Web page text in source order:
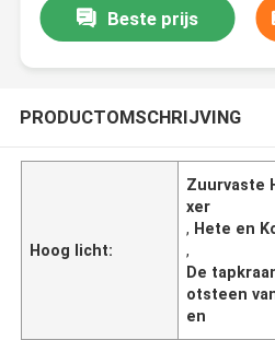
Beste prijs
PRODUCTOMSCHRIJVING
Hoog licht:
Zuurvaste
xer
, Hete en
,
De
otsteen
en